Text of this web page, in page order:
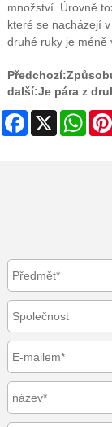
množství. Úrovně
které se nacházejí
druhé ruky je méně
Předchozí:
další:Je pára z
Facebook